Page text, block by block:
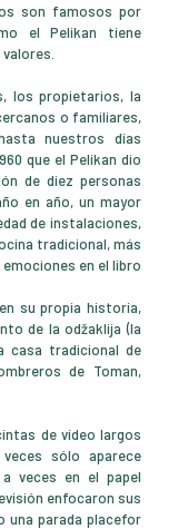
son famosos por
el Pelikan tiene
los propietarios, la
o familiares,
nuestros días
que el Pelikan dio
de diez personas
en año, un mayor
de instalaciones,
tradicional, más
en el libro
su propia historia,
de la odžaklija (la
casa tradicional de
de Toman,
de vídeo largos
sólo aparece
veces en el papel
enfocaron sus
una parada placefor